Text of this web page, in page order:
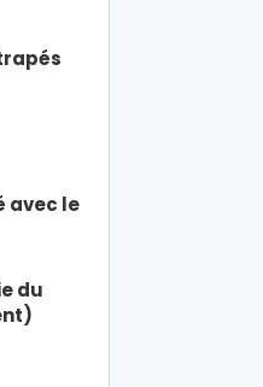
avec le
du